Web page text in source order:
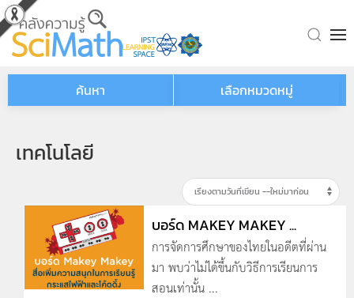
Skip to main content
ค้นหา เลือกหมวดหมู่
เทคโนโลยี
บอร์ด MAKEY MAKEY ...
การจัดการศึกษาของไทยในอดีตที่ผ่าน
มา พบว่าไม่ได้ขึ้นกับวิธีการเรียนการ
สอนเท่านั้น ...